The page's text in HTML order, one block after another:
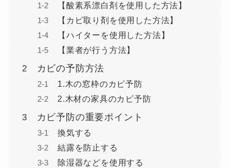
【酸素系漂白剤を使用した方法】
【カビ取り剤を使用した方法】
【ハイターを使用した方法】
【業者が行う方法】
カビの予防方法
1.木の窓枠のカビ予防
2.木材の家具のカビ予防
カビ予防の重要ポイント
換気する
結露を防止する
除湿器などを使用する